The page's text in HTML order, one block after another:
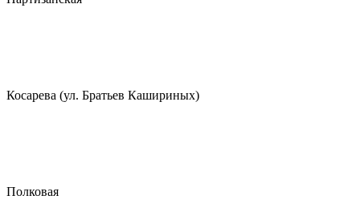
Косарева (ул. Братьев Кашириных)
Полковая